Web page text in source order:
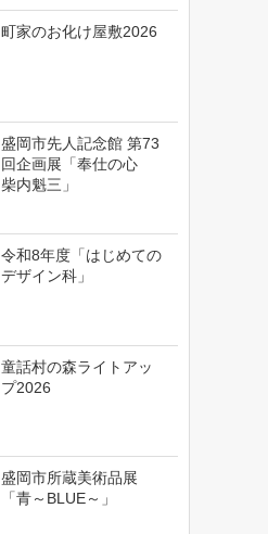
町家のお化け屋敷2026
盛岡市先人記念館 第73
回企画展「奉仕の心
柴内魁三」
令和8年度「はじめての
デザイン科」
童話村の森ライトアッ
プ2026
盛岡市所蔵美術品展
「青～BLUE～」